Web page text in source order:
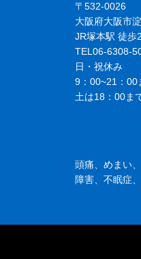
〒532-0026
大阪府大阪市
JR塚本駅 徒歩
TEL06-6308-
日・祝休み
9：00~21：00
土は18：00ま
頭痛、めまい
障害、不眠症